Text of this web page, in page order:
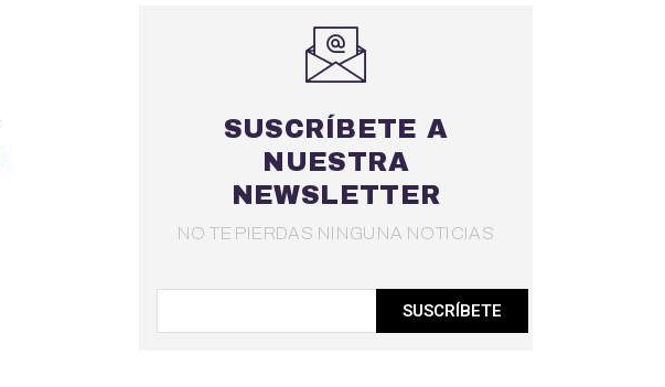
SUSCRÍBETE A
NUESTRA
NEWSLETTER
NO TE PIERDAS NINGUNA NOTICIAS
SUSCRÍBETE